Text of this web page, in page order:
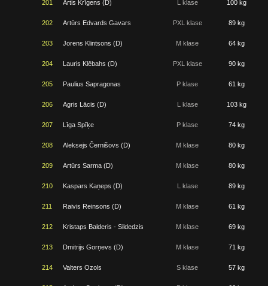
201 Artis Krīgens (D) L klase 100 kg
202 Artūrs Edvards Gavars PXL klase 89 kg
203 Jorens Klintsons (D) M klase 64 kg
204 Lauris Klēbahs (D) PXL klase 90 kg
205 Paulius Sapragonas P klase 61 kg
206 Agris Lācis (D) L klase 103 kg
207 Līga Spīķe P klase 74 kg
208 Aleksejs Černišovs (D) M klase 80 kg
209 Artūrs Sarma (D) M klase 80 kg
210 Kaspars Kaņeps (D) L klase 89 kg
211 Raivis Reinsons (D) M klase 61 kg
212 Kristaps Balderis - Sildedzis M klase 69 kg
213 Dmitrijs Gorņevs (D) M klase 71 kg
214 Valters Ozols S klase 57 kg